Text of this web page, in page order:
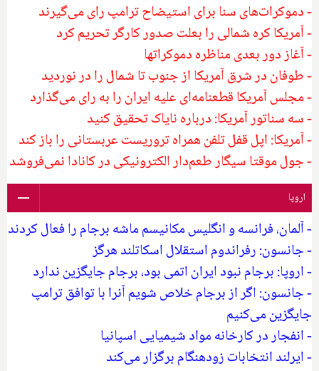
- دموکرات‌های سنا برای استیضاح ترامپ رای می‌گیرند
- آمریکا کره شمالی را بعلت صدور کارگر تحریم کرد
- آغاز دور بعدی مناظره دموکراتها
- طوفان در شرق آمریکا از جنوب تا شمال را در نوردید
- مجلس آمریکا قطعنامه‌ای علیه ایران را به رای می‌گذارد
- سه سناتور آمریکا: درباره نایاک تحقیق کنید
- آمریکا: اپل قفل تلفن همراه تروریست عربستانی را باز کند
- جول موقتا سیگار طعم‌دار الکترونیکی در کانادا نمی‌فروشد
اروپا
- آلمان، فرانسه و انگلیس مکانیسم ماشه برجام را فعال کردند
- جانسون: رفراندوم استقلال اسکاتلند هرگز
- اروپا: برجام نبود ایران اتمی بود، برجام جایگزین ندارد
- جانسون: اگر از برجام خلاص شویم آنرا با توافق ترامپ
جایگزین می‌کنیم
- انفجار در کارخانه مواد شیمیایی اسپانیا
- ایرلند انتخابات زودهنگام برگزار می‌کند